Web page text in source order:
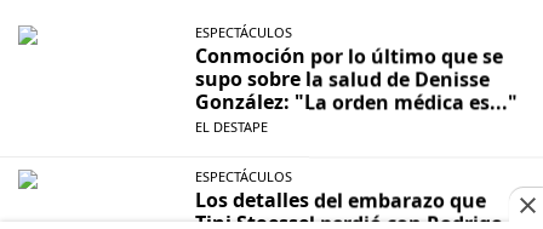
POLITICAS DE PRIVACIDAD
CONTACTO COMERCIAL
CONTACTO EDITORIAL
Mustang Cloud- CMS para portales de noticias